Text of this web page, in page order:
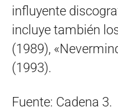
influyente
incluye también
(1989),
(1993).
Fuente: Cadena 3.